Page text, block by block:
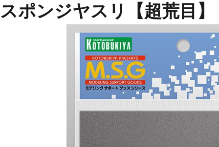
スポンジヤスリ【超荒目】